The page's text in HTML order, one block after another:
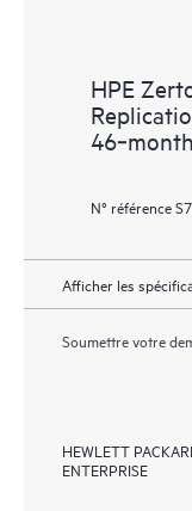
HPE
N° référence
Afficher les
Soumettre votre
HEWLETT
ENTERPRISE